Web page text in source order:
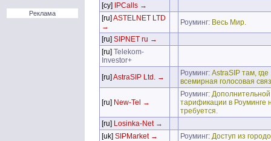
Реклама
[cy] IPCalls →
[ru] ASTELNET LTD
→
Роуминг: Весь Мир.
[ru] SIPNET ru →
[ru] Telekom-
Investor+
[ru] AstraSIP Ltd. → Роуминг: AstraSIP там, где
всемирная голосовая
[ru] New-Tel →
Роуминг: Дополнительной
тарификации в Роуминге
требуется.
[ru] Losinka-Net →
[uk] SIPMarket → Роуминг: Доступ из